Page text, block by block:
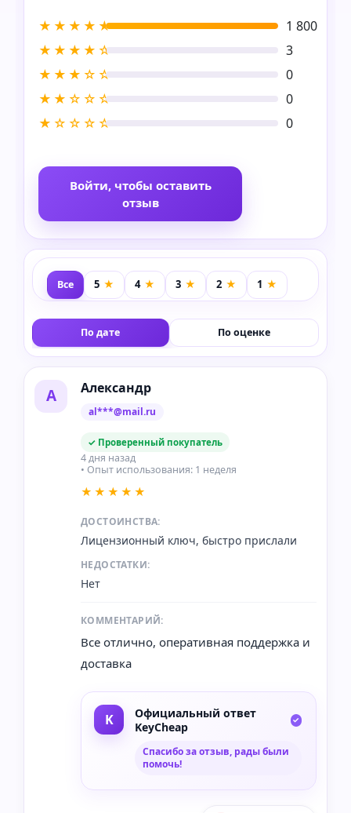
★★★★★
1 800
★★★★☆
3
★★★☆☆
0
★★☆☆☆
0
★☆☆☆☆
0
Войти, чтобы оставить
отзыв
Все
По дате По оценке
А Александр
al***@mail.ru
✓ Проверенный покупатель
4 дня назад
• Опыт использования: 1 неделя
★★★★★
ДОСТОИНСТВА:
Лицензионный ключ, быстро прислали
НЕДОСТАТКИ:
Нет
КОММЕНТАРИЙ:
Все отлично, оперативная поддержка и
доставка
Официальный ответ
KeyCheap
Спасибо за отзыв, рады были
помочь!